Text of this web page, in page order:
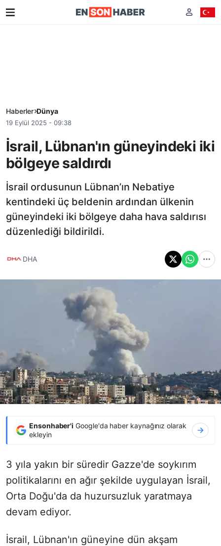
Haberler Dünya
19 Eylül 2025 - 09:38
İsrail, Lübnan'ın güneyindeki iki
bölgeye saldırdı
İsrail ordusunun Lübnan’ın Nebatiye
kentindeki üç beldenin ardından ülkenin
güneyindeki iki bölgeye daha hava saldırısı
düzenlediği bildirildi.
DHA
Ensonhaber'i Google'da haber kaynağınız olarak
ekleyin
3 yıla yakın bir süredir Gazze'de soykırım
politikalarını en ağır şekilde uygulayan İsrail,
Orta Doğu'da da huzursuzluk yaratmaya
devam ediyor.
İsrail, Lübnan'ın güneyine dün akşam